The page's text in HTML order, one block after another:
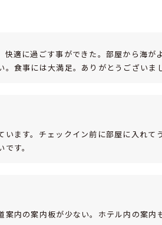
快適に過ごす事ができた。部屋から海
。食事には大満足。ありがとうございま
います。チェックイン前に部屋に入れ
す。
案内の案内板が少ない。ホテル内の案内